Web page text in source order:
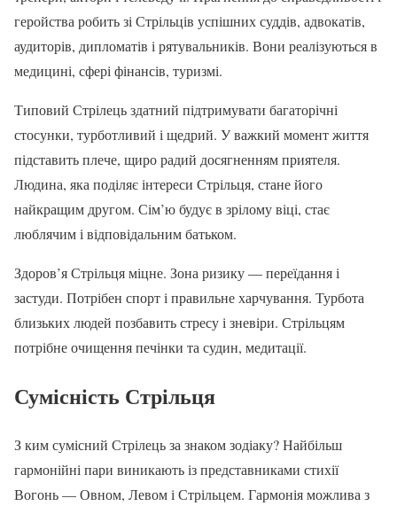
геройства робить зі Стрільців успішних суддів, адвокатів,
аудиторів, дипломатів і рятувальників. Вони реалізуються в
медицині, сфері фінансів, туризмі.
Типовий Стрілець здатний підтримувати багаторічні
стосунки, турботливий і щедрий. У важкий момент життя
підставить плече, щиро радий досягненням приятеля.
Людина, яка поділяє інтереси Стрільця, стане його
найкращим другом. Сім’ю будує в зрілому віці, стає
люблячим і відповідальним батьком.
Здоров’я Стрільця міцне. Зона ризику — переїдання і
застуди. Потрібен спорт і правильне харчування. Турбота
близьких людей позбавить стресу і зневіри. Стрільцям
потрібне очищення печінки та судин, медитації.
Сумісність Стрільця
З ким сумісний Стрілець за знаком зодіаку? Найбільш
гармонійні пари виникають із представниками стихії
Вогонь — Овном, Левом і Стрільцем. Гармонія можлива з